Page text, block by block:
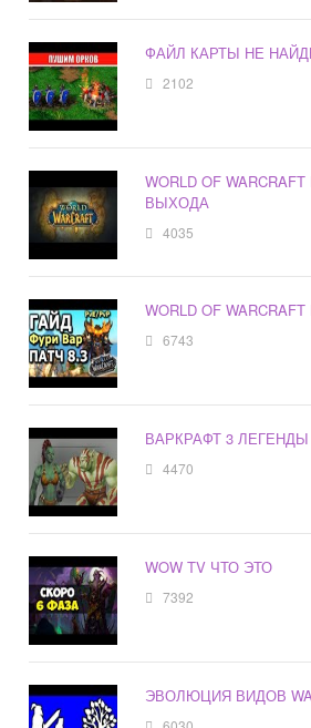
ФАЙЛ КАРТЫ НЕ
2102
WORLD OF
ВЫХОДА
4035
WORLD OF
6743
ВАРКРАФТ 3
4470
WOW TV ЧТО ЭТО
7392
ЭВОЛЮЦИЯ ВИДОВ